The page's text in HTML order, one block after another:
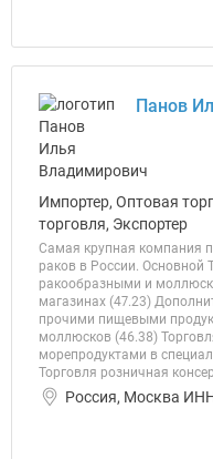
Панов
Импортер, Оптовая
торговля, Экспортер
Самая крупная компания
раков в России. Основной
ракообразными и
магазинах (47.23)
прочими пищевыми
моллюсков (46.38)
морепродуктами в
Торговля розничная
Россия, Москва